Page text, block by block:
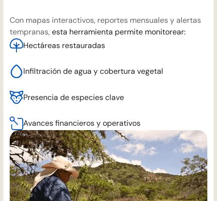
Con mapas interactivos, reportes mensuales y alertas
tempranas, esta herramienta permite monitorear:
Hectáreas restauradas
Infiltración de agua y cobertura vegetal
Presencia de especies clave
Avances financieros y operativos